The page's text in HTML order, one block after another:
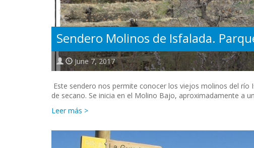
Sendero Molinos de Isfalada.
June 7, 2017
Este sendero nos permite conocer los viejos molinos del río
de secano. Se inicia en el Molino Bajo, aproximadamente a
Leer más >